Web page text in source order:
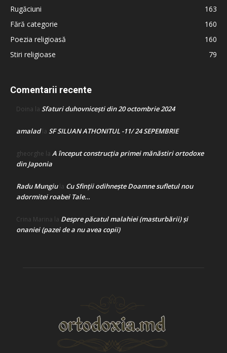
Rugăciuni
163
Fără categorie
160
Poezia religioasă
160
Stiri religioase
79
Comentarii recente
Doina la Sfaturi duhovnicești din 20 octombrie 2024
amaladla SF SILUAN ATHONITUL -11/ 24 SEPEMBRIE
gheorghe la A început construcţia primei mănăstiri ortodoxe
din Japonia
Radu Mungiula Cu Sfinții odihnește Doamne sufletul nou
adormitei roabei Tale…
Crina Marina la Despre păcatul malahiei (masturbării) şi
onaniei (pazei de a nu avea copii)